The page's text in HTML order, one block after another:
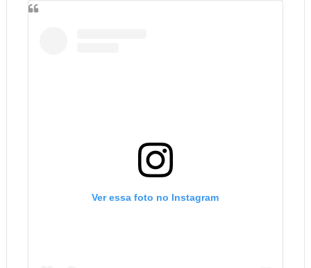
Ver essa foto no Instagram